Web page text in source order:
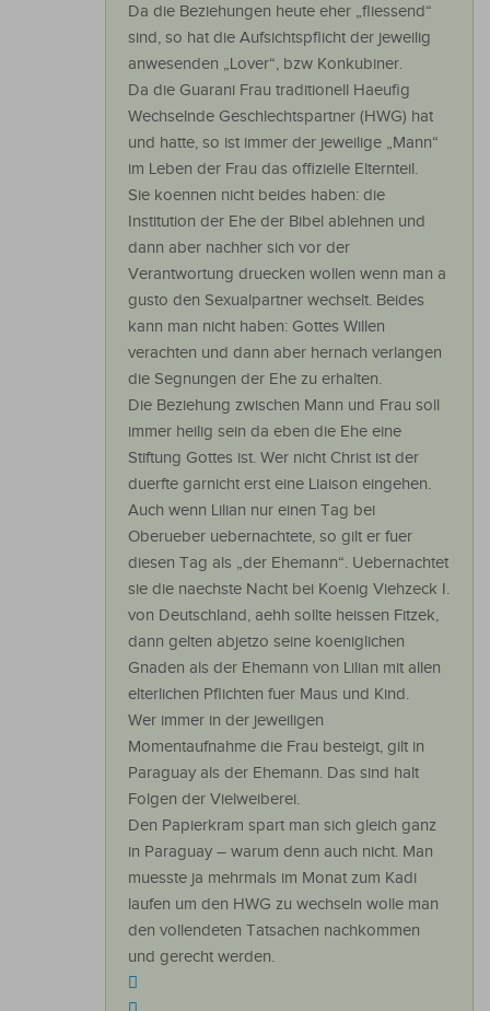
Da die Beziehungen heute eher „fliessend“
sind, so hat die Aufsichtspflicht der jeweilig
anwesenden „Lover“, bzw Konkubiner.
Da die Guarani Frau traditionell Haeufig
Wechselnde Geschlechtspartner (HWG) hat
und hatte, so ist immer der jeweilige „Mann“
im Leben der Frau das offizielle Elternteil.
Sie koennen nicht beides haben: die
Institution der Ehe der Bibel ablehnen und
dann aber nachher sich vor der
Verantwortung druecken wollen wenn man a
gusto den Sexualpartner wechselt. Beides
kann man nicht haben: Gottes Willen
verachten und dann aber hernach verlangen
die Segnungen der Ehe zu erhalten.
Die Beziehung zwischen Mann und Frau soll
immer heilig sein da eben die Ehe eine
Stiftung Gottes ist. Wer nicht Christ ist der
duerfte garnicht erst eine Liaison eingehen.
Auch wenn Lilian nur einen Tag bei
Oberueber uebernachtete, so gilt er fuer
diesen Tag als „der Ehemann“. Uebernachtet
sie die naechste Nacht bei Koenig Viehzeck I.
von Deutschland, aehh sollte heissen Fitzek,
dann gelten abjetzo seine koeniglichen
Gnaden als der Ehemann von Lilian mit allen
elterlichen Pflichten fuer Maus und Kind.
Wer immer in der jeweiligen
Momentaufnahme die Frau besteigt, gilt in
Paraguay als der Ehemann. Das sind halt
Folgen der Vielweiberei.
Den Papierkram spart man sich gleich ganz
in Paraguay – warum denn auch nicht. Man
muesste ja mehrmals im Monat zum Kadi
laufen um den HWG zu wechseln wolle man
den vollendeten Tatsachen nachkommen
und gerecht werden.